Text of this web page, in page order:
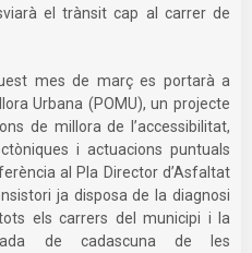
el trànsit cap al carrer de
mes de març es portarà a
Urbana (POMU), un projecte
de millora de l’accessibilitat,
i actuacions puntuals
al Pla Director d’Asfaltat
ja disposa de la diagnosi
els carrers del municipi i la
de cadascuna de les